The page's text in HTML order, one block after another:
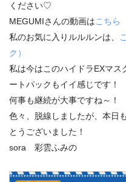
ください♡
MEGUMIさんの動画はこちら
私のお気に入りルルルンは、
ク）
私は今はこのハイドラEXマス
ートパックもイイ感じです！
何事も継続が大事ですね～！
色々、脱線しましたが、本日
とうございました！
sora 彩雲ふみの